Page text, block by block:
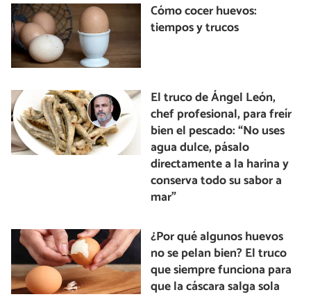
Cómo cocer huevos:
tiempos y trucos
El truco de Ángel León,
chef profesional, para freír
bien el pescado: “No uses
agua dulce, pásalo
directamente a la harina y
conserva todo su sabor a
mar”
¿Por qué algunos huevos
no se pelan bien? El truco
que siempre funciona para
que la cáscara salga sola